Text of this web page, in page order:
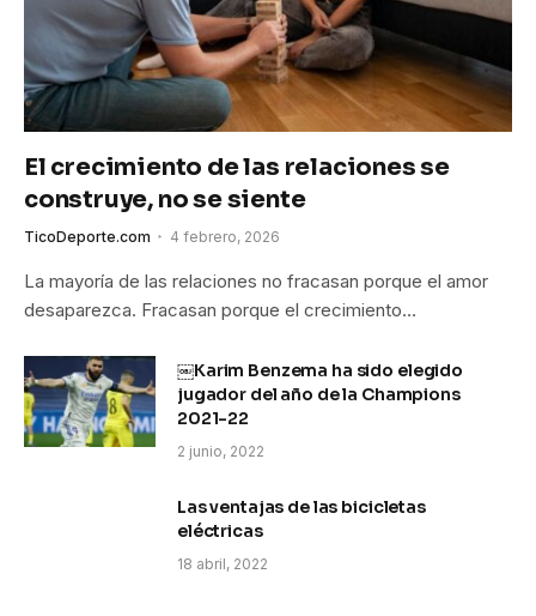
El crecimiento de las relaciones se
construye, no se siente
TicoDeporte.com 4 febrero, 2026
La mayoría de las relaciones no fracasan porque el amor
desaparezca. Fracasan porque el crecimiento…
￼Karim Benzema ha sido elegido
jugador del año de la Champions
2021-22
2 junio, 2022
Las ventajas de las bicicletas
eléctricas
18 abril, 2022